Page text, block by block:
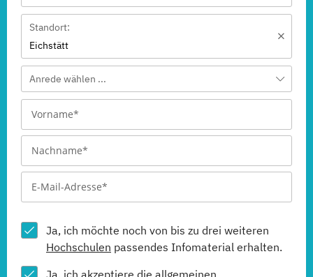
Standort:
Eichstätt
Anrede wählen ...
Ja, ich möchte noch von bis zu drei weiteren
Hochschulen passendes Infomaterial erhalten.
Ja, ich akzeptiere die allgemeinen